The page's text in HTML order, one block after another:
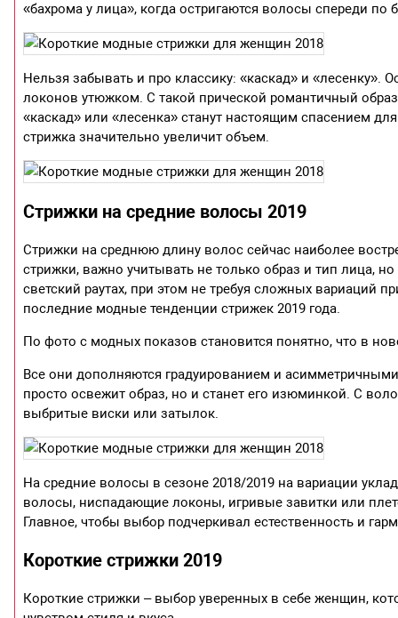
«бахрома у лица», когда остригаются волосы спереди
Нельзя забывать и про классику: «каскад» и «лесенку».
локонов утюжком. С такой прической романтичный
«каскад» или «лесенка» станут настоящим спасением
стрижка значительно увеличит объем.
Стрижки на средние волосы 2019
Стрижки на среднюю длину волос сейчас наиболее
стрижки, важно учитывать не только образ и тип лица,
светский раутах, при этом не требуя сложных вариаций
последние модные тенденции стрижек 2019 года.
По фото с модных показов становится понятно, что в
Все они дополняются градуированием и
просто освежит образ, но и станет его изюминкой. С
выбритые виски или затылок.
На средние волосы в сезоне 2018/2019 на вариации
волосы, ниспадающие локоны, игривые завитки или
Главное, чтобы выбор подчеркивал естественность и
Короткие стрижки 2019
Короткие стрижки – выбор уверенных в себе женщин,